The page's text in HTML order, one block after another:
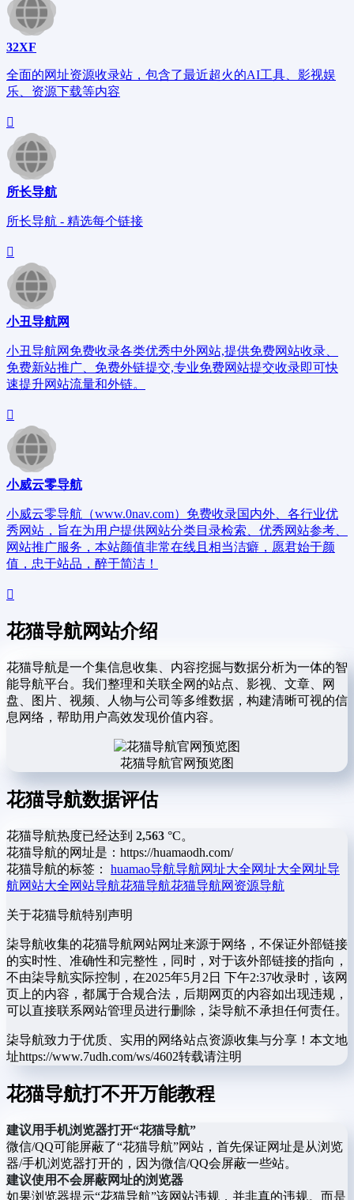
32XF
全面的网址资源收录站，包含了最近超火的AI工具、影视娱
乐、资源下载等内容
所长导航
所长导航 - 精选每个链接
小丑导航网
小丑导航网免费收录各类优秀中外网站,提供免费网站收录、
免费新站推广、免费外链提交,专业免费网站提交收录即可快
速提升网站流量和外链。
小威云零导航
小威云零导航（www.0nav.com）免费收录国内外、各行业优
秀网站，旨在为用户提供网站分类目录检索、优秀网站参考、
网站推广服务，本站颜值非常在线且相当洁癖，愿君始于颜
值，忠于站品，醉于简洁！
花猫导航网站介绍
花猫导航是一个集信息收集、内容挖掘与数据分析为一体的智
能导航平台。我们整理和关联全网的站点、影视、文章、网
盘、图片、视频、人物与公司等多维数据，构建清晰可视的信
息网络，帮助用户高效发现价值内容。
花猫导航官网预览图
花猫导航数据评估
花猫导航热度已经达到 2,563 °C。
花猫导航的网址是：https://huamaodh.com/
花猫导航的标签： huamao导航导航网址大全网址大全网址导
航网站大全网站导航花猫导航花猫导航网 资源导航
关于花猫导航特别声明
柒导航收集的花猫导航网站网址来源于网络，不保证外部链接
的实时性、准确性和完整性，同时，对于该外部链接的指向，
不由柒导航实际控制，在2025年5月2日 下午2:37收录时，该网
页上的内容，都属于合规合法，后期网页的内容如出现违规，
可以直接联系网站管理员进行删除，柒导航不承担任何责任。
柒导航致力于优质、实用的网络站点资源收集与分享！ 本文地
址https://www.7udh.com/ws/4602转载请注明
花猫导航打不开万能教程
建议用手机浏览器打开“花猫导航”
微信/QQ可能屏蔽了“花猫导航”网站，首先保证网址是从浏览
器/手机浏览器打开的，因为微信/QQ会屏蔽一些站。
建议使用不会屏蔽网址的浏览器
如果浏览器提示“花猫导航”该网站违规，并非真的违规。而是